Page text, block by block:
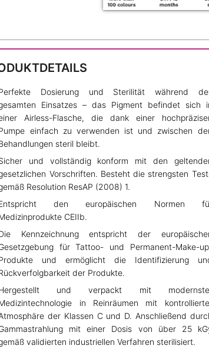
Dosierung und Sterilität während
Einsatzes – das Pigment befindet sich
Airless-Flasche, die dank einer
einfach zu verwenden ist und zwischen
steril bleibt.
und vollständig konform mit den
Vorschriften. Besteht die strengsten
Resolution ResAP (2008) 1.
den europäischen Normen
CEIIb.
Kennzeichnung entspricht der
für Tattoo- und Permanent-Make-
und ermöglicht die Identifizierung
der Produkte.
und verpackt mit
in Reinräumen mit
der Klassen C und D. Anschließend
mit einer Dosis von über 25
validierten industriellen Verfahren sterilisiert.